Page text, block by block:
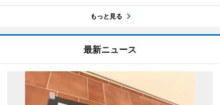
もっと見る
最新ニュース